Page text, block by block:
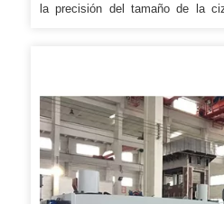
la precisión del tamaño de la
empaquetaremos de acuerdo
cliente.